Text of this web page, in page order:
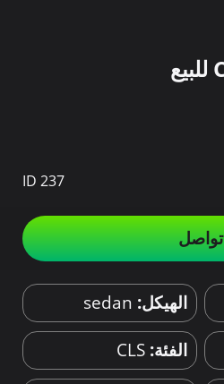
ID 237
تواصل
الهيكل: sedan
الفئة: CLS